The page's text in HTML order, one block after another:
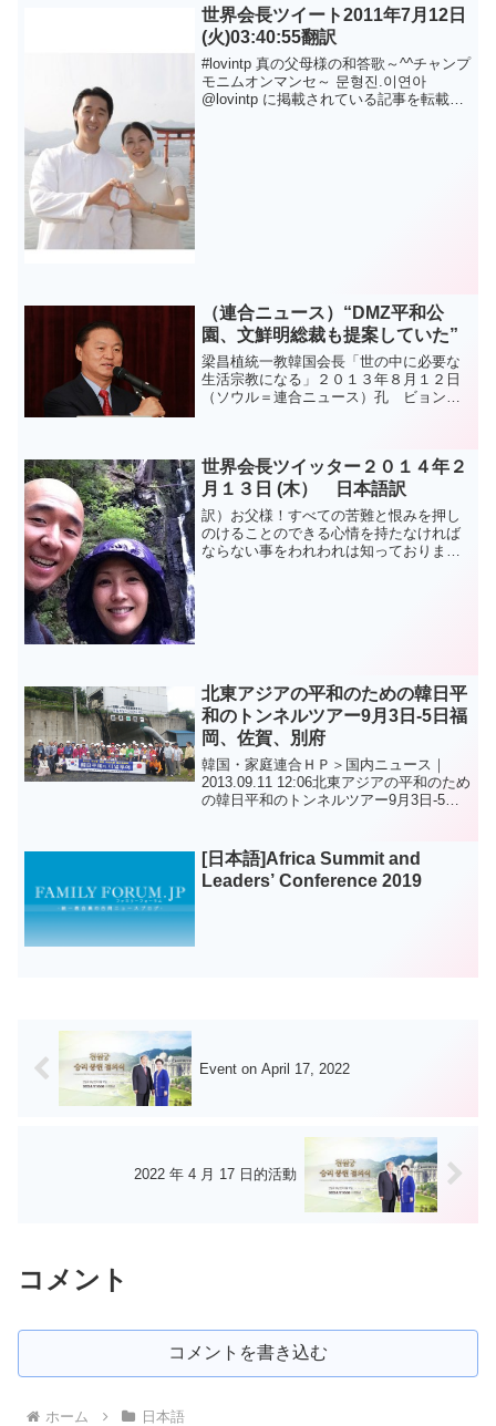
ロード） 2015」日...
世界会長ツイート2011年7月12日
(火)03:40:55翻訳
#lovintp 真の父母様の和答歌～^^チャンプ
モニムオンマンセ～ 문형진.이연아
@lovintp に掲載されている記事を転載し
（連合ニュース）“DMZ平和公
園、文鮮明総裁も提案していた”
梁昌植統一教韓国会長「世の中に必要な
生活宗教になる」２０１３年８月１２日
（ソウル＝連合ニュース）孔 ビョンソ
総裁一周忌歓談会（ソウ...
世界会長ツイッター２０１４年２
月１３日 (木） 日本語訳
訳）お父様！すべての苦難と恨みを押し
のけることのできる心情を持たなければ
ならない事をわれわれは知っておりま
北東アジアの平和のための韓日平
和のトンネルツアー9月3日-5日福
岡、佐賀、別府
韓国・家庭連合ＨＰ＞国内ニュース｜
2013.09.11 12:06北東アジアの平和のため
の韓日平和のトンネルツアー9月3日-5日
人が行ってきました。このツアーの動
機...
[日本語]Africa Summit and
Leaders’ Conference 2019
Event on April 17, 2022
2022 年 4 月 17 日的活動
コメント
コメントを書き込む
ホーム 日本語